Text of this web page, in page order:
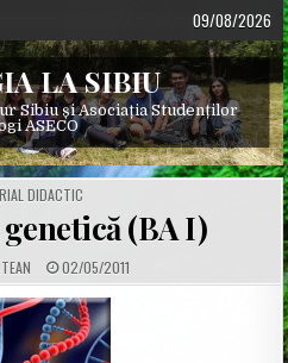
09/08/2026
LA SIBIU
Sibiu și Asociația Studenților
ASECO
DIDACTIC
(BA I)
P
U
B
L
I
S
H
02/05/2011